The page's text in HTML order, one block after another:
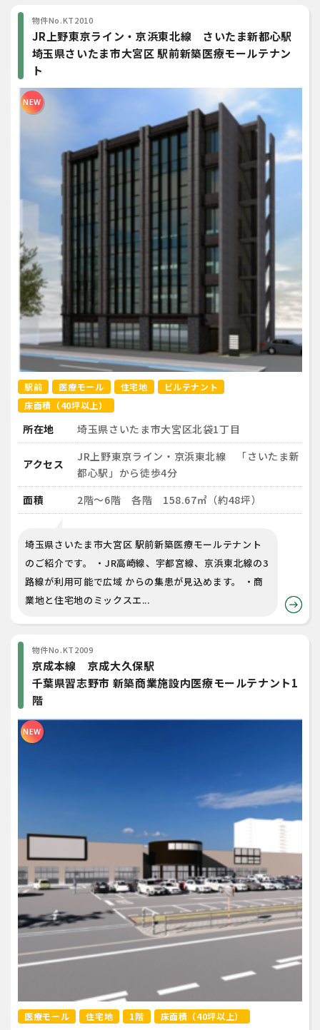
物件No.KT2010
JR上野東京ライン‧京浜東北線 さいたま新都心駅
埼玉県さいたま市大宮区 駅前新築医療モールテナン
ト
NEW
駅前 医療モール 住宅地
ビルテナント
床面積（40坪以上）
所在地 埼玉県さいたま市大宮区北袋1丁目
アクセス
JR上野東京ライン‧京浜東北線 「さいたま新
都心駅」から徒歩4分
面積
2階～6階 各階 158.67㎡（約48坪）
埼玉県さいたま市大宮区 駅前新築医療モールテナント
のご紹介です。 ・JR高崎線、宇都宮線、京浜東北線の3
路線が利用可能で広域 からの集患が見込めます。 ・商
業地と住宅地のミックスエ...
物件No.KT2009
京成本線 京成大久保駅
千葉県習志野市 新築商業施設内医療モールテナント1
階
NEW
医療モール 住宅地 1階 床面積（40坪以上）